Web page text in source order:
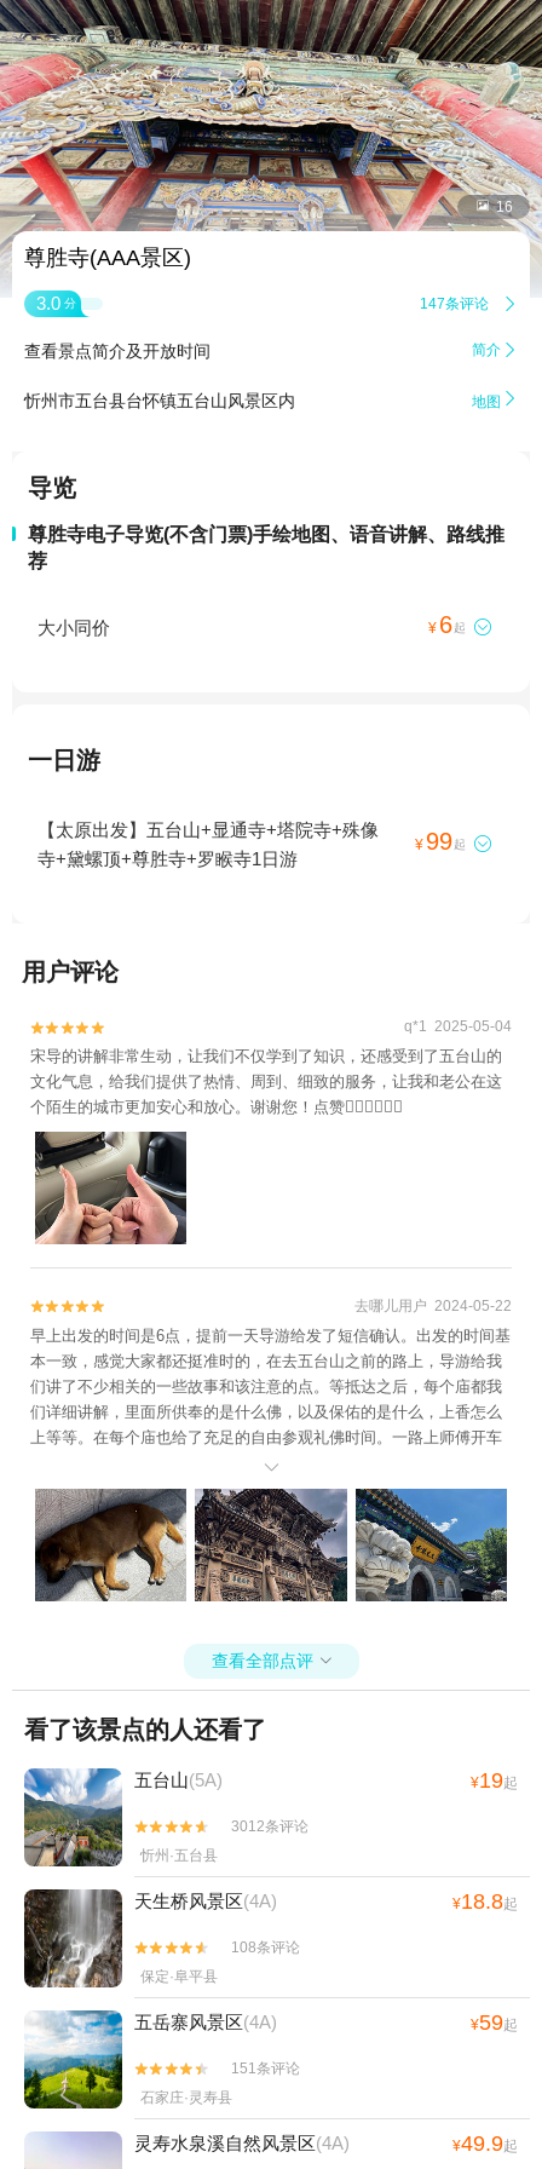
 16
尊胜寺(AAA景区)
3.0 分 147条评论 
查看景点简介及开放时间 简介 
忻州市五台县台怀镇五台山风景区内 地图 
导览
尊胜寺电子导览(不含门票)手绘地图、语音讲解、路线推
荐
大小同价 ¥ 6起 
一日游
【太原出发】五台山+显通寺+塔院寺+殊像
寺+黛螺顶+尊胜寺+罗睺寺1日游
¥ 99起 
用户评论

 q*1 2025-05-04
宋导的讲解非常生动，让我们不仅学到了知识，还感受到了五台山的
文化气息，给我们提供了热情、周到、细致的服务，让我和老公在这
个陌生的城市更加安心和放心。谢谢您！点赞👍🏻👍🏻👍🏻

 去哪儿用户 2024-05-22
早上出发的时间是6点，提前一天导游给发了短信确认。出发的时间基
本一致，感觉大家都还挺准时的，在去五台山之前的路上，导游给我
们讲了不少相关的一些故事和该注意的点。等抵达之后，每个庙都我
们详细讲解，里面所供奉的是什么佛，以及保佑的是什么，上香怎么
上等等。在每个庙也给了充足的自由参观礼佛时间。一路上师傅开车

查看全部点评 
看了该景点的人还看了
五台山(5A) ¥19起


3012条评论
忻州·五台县
天生桥风景区(4A) ¥18.8起


108条评论
保定·阜平县
五岳寨风景区(4A) ¥59起


151条评论
石家庄·灵寿县
灵寿水泉溪自然风景区(4A) ¥49.9起
